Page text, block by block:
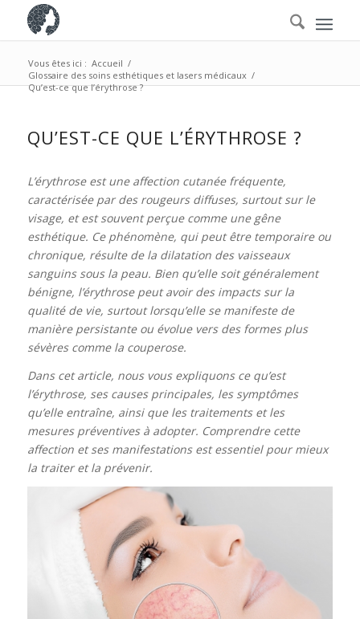
Vous êtes ici : Accueil /
Glossaire des soins esthétiques et lasers médicaux /
Qu’est-ce que l’érythrose ?
QU’EST-CE QUE L’ÉRYTHROSE ?
L’érythrose est une affection cutanée fréquente,
caractérisée par des rougeurs diffuses, surtout sur le
visage, et est souvent perçue comme une gêne
esthétique. Ce phénomène, qui peut être temporaire ou
chronique, résulte de la dilatation des vaisseaux
sanguins sous la peau. Bien qu’elle soit généralement
bénigne, l’érythrose peut avoir des impacts sur la
qualité de vie, surtout lorsqu’elle se manifeste de
manière persistante ou évolue vers des formes plus
sévères comme la couperose.
Dans cet article, nous vous expliquons ce qu’est
l’érythrose, ses causes principales, les symptômes
qu’elle entraîne, ainsi que les traitements et les
mesures préventives à adopter. Comprendre cette
affection et ses manifestations est essentiel pour mieux
la traiter et la prévenir.